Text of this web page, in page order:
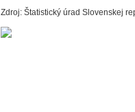
Zdroj: Štatistický úrad Slovenskej